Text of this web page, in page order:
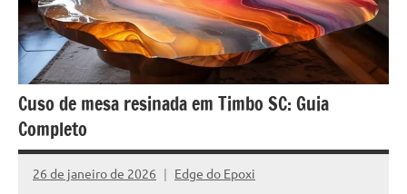
Cuso de mesa resinada em Timbo SC: Guia
Completo
26 de janeiro de 2026 Edge do Epoxi
Nenhum